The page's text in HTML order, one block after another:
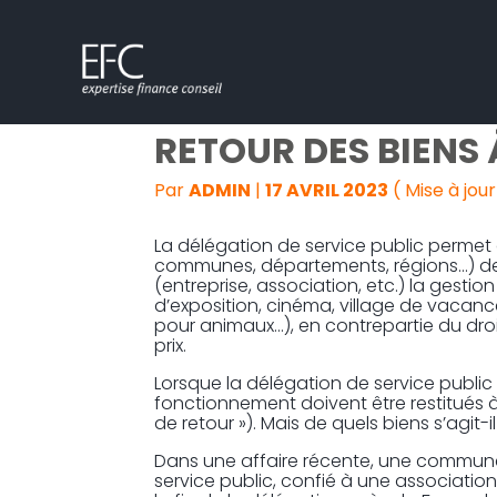
Aller
au
DÉLÉGATION DE
RETOUR DES
ParADMIN |17 AVRIL 2023 ( Mise à
La délégation de service public
communes, départements, régions…)
(entreprise, association, etc.) la
d’exposition, cinéma, village de
pour animaux…), en contrepartie du
prix.
Lorsque la délégation de service
fonctionnement doivent être restitués
de retour »). Mais de quels biens
Dans une affaire récente, une
service public, confié à une association